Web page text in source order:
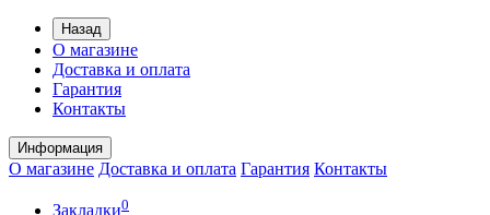
Назад
О магазине
Доставка и оплата
Гарантия
Контакты
Информация
О магазине Доставка и оплата Гарантия Контакты
Закладки0